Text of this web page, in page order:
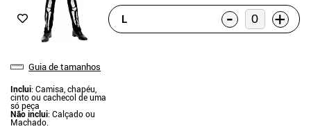
Guia de tamanhos
Inclui: Camisa, chapéu,
cinto ou cachecol de uma
só peça
Não inclui: Calçado ou
Machado.
L - +